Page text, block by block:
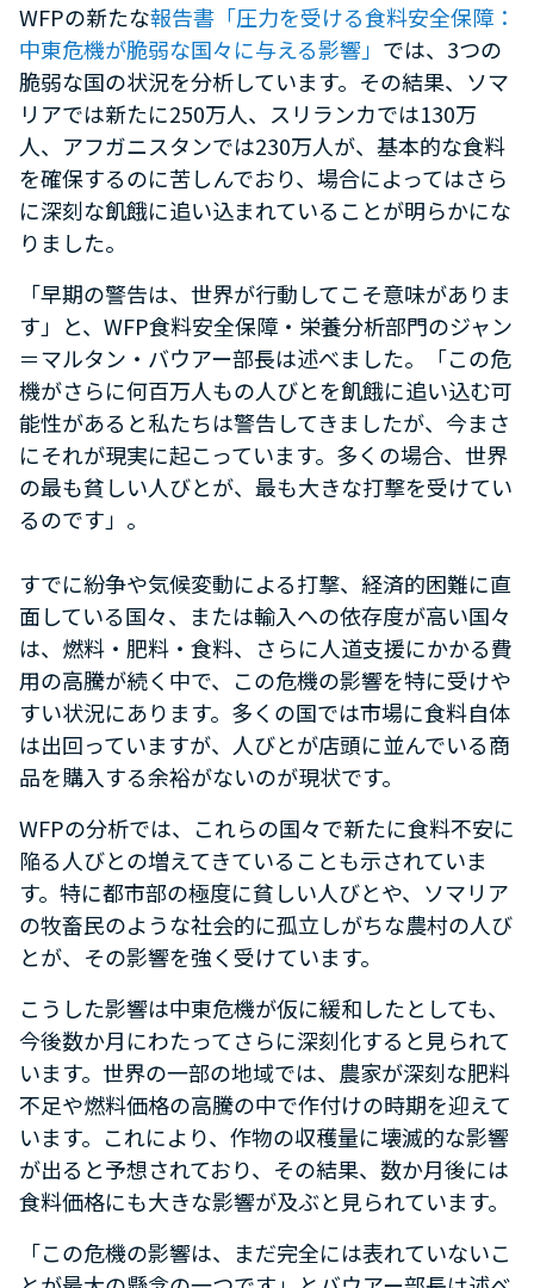
WFPの新たな報告書「圧力を受ける食料安全保障：
中東危機が脆弱な国々に与える影響」 では、3つの
脆弱な国の状況を分析しています。その結果、ソマ
リアでは新たに250万人、スリランカでは130万
人、アフガニスタンでは230万人が、基本的な食料
を確保するのに苦しんでおり、場合によってはさら
に深刻な飢餓に追い込まれていることが明らかにな
りました。
「早期の警告は、世界が行動してこそ意味がありま
す」と、WFP食料安全保障・栄養分析部門のジャン
＝マルタン・バウアー部長は述べました。「この危
機がさらに何百万人もの人びとを飢餓に追い込む可
能性があると私たちは警告してきましたが、今まさ
にそれが現実に起こっています。多くの場合、世界
の最も貧しい人びとが、最も大きな打撃を受けてい
るのです」。
すでに紛争や気候変動による打撃、経済的困難に直
面している国々、または輸入への依存度が高い国々
は、燃料・肥料・食料、さらに人道支援にかかる費
用の高騰が続く中で、この危機の影響を特に受けや
すい状況にあります。多くの国では市場に食料自体
は出回っていますが、人びとが店頭に並んでいる商
品を購入する余裕がないのが現状です。
WFPの分析では、これらの国々で新たに食料不安に
陥る人びとの増えてきていることも示されていま
す。特に都市部の極度に貧しい人びとや、ソマリア
の牧畜民のような社会的に孤立しがちな農村の人び
とが、その影響を強く受けています。
こうした影響は中東危機が仮に緩和したとしても、
今後数か月にわたってさらに深刻化すると見られて
います。世界の一部の地域では、農家が深刻な肥料
不足や燃料価格の高騰の中で作付けの時期を迎えて
います。これにより、作物の収穫量に壊滅的な影響
が出ると予想されており、その結果、数か月後には
食料価格にも大きな影響が及ぶと見られています。
「この危機の影響は、まだ完全には表れていないこ